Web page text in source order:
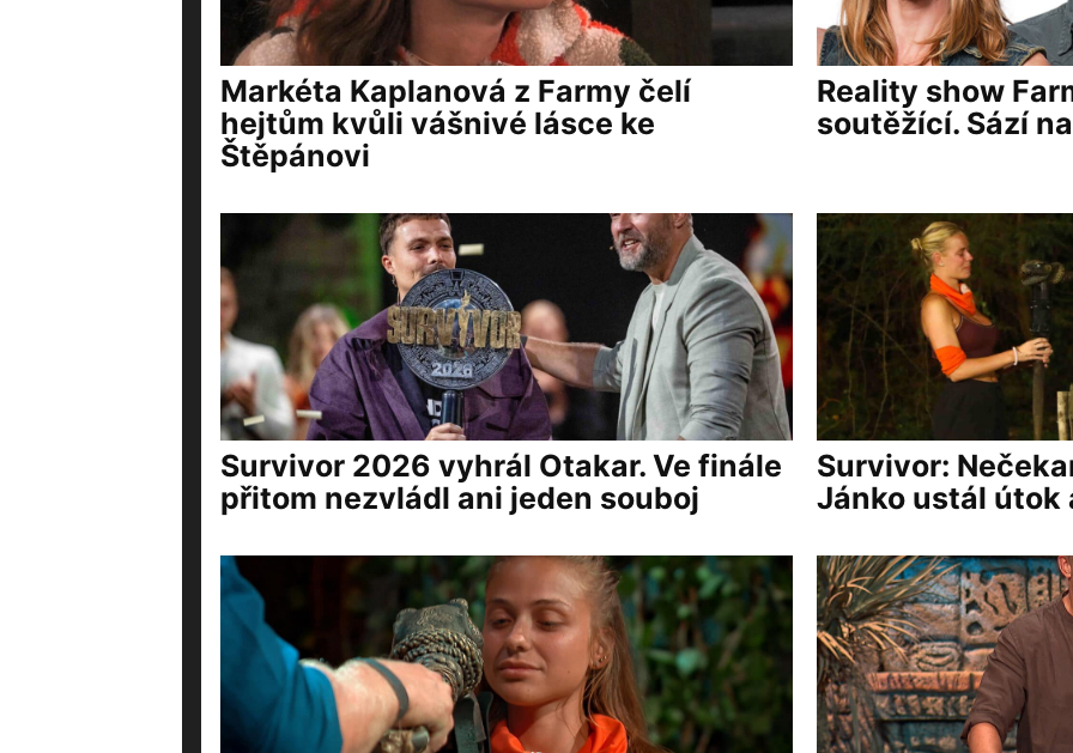
Markéta Kaplanová z Farmy čelí
hejtům kvůli vášnivé lásce ke
Štěpánovi
Reality show
soutěžící. Sází
Survivor 2026 vyhrál Otakar. Ve finále
přitom nezvládl ani jeden souboj
Survivor:
Jánko ustál útok